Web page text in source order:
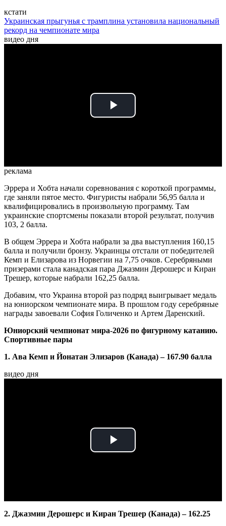
кстати
Украинская прыгунья с трамплина установила национальный
рекорд на чемпионате мира
видео дня
Play
реклама
Эррера и Хобта начали соревнования с короткой программы,
где заняли пятое место. Фигуристы набрали 56,95 балла и
квалифицировались в произвольную программу. Там
украинские спортсмены показали второй результат, получив
103, 2 балла.
В общем Эррера и Хобта набрали за два выступления 160,15
балла и получили бронзу. Украинцы отстали от победителей
Кемп и Елизарова из Норвегии на 7,75 очков. Серебряными
призерами стала канадская пара Джазмин Дерошерс и Киран
Трешер, которые набрали 162,25 балла.
Добавим, что Украина второй раз подряд выигрывает медаль
на юниорском чемпионате мира. В прошлом году серебряные
награды завоевали София Голиченко и Артем Даренский.
Юниорский чемпионат мира-2026 по фигурному катанию.
Спортивные пары
1. Ава Кемп и Йонатан Элизаров (Канада) – 167.90 балла
видео дня
Play
2. Джазмин Дерошерс и Киран Трешер (Канада) – 162.25